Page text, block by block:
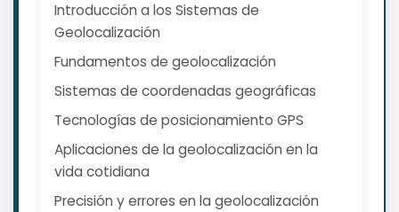
Introducción a los Sistemas de
Geolocalización
Fundamentos de geolocalización
Sistemas de coordenadas geográficas
Tecnologías de posicionamiento GPS
Aplicaciones de la geolocalización en la
vida cotidiana
Precisión y errores en la geolocalización